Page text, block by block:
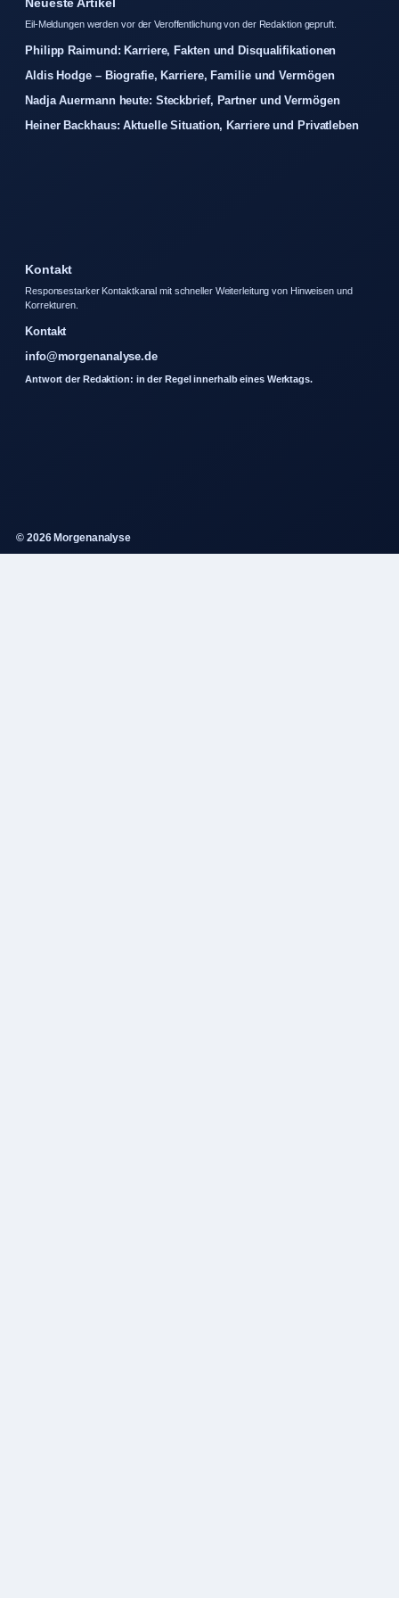
Eil-Meldungen werden vor der Veroffentlichung von der Redaktion gepruft.
Philipp Raimund: Karriere, Fakten und Disqualifikationen
Aldis Hodge – Biografie, Karriere, Familie und Vermögen
Nadja Auermann heute: Steckbrief, Partner und Vermögen
Heiner Backhaus: Aktuelle Situation, Karriere und Privatleben
Kontakt
Responsestarker Kontaktkanal mit schneller Weiterleitung von Hinweisen und
Korrekturen.
Kontakt
info@morgenanalyse.de
Antwort der Redaktion: in der Regel innerhalb eines Werktags.
© 2026 Morgenanalyse